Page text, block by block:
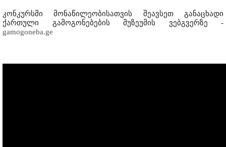
კონკურსში მონაწილეობისათვის შეავსეთ განაცხადი
ქართული გამოგონებების მუზეუმის ვებგვერზე -
gamogoneba.ge